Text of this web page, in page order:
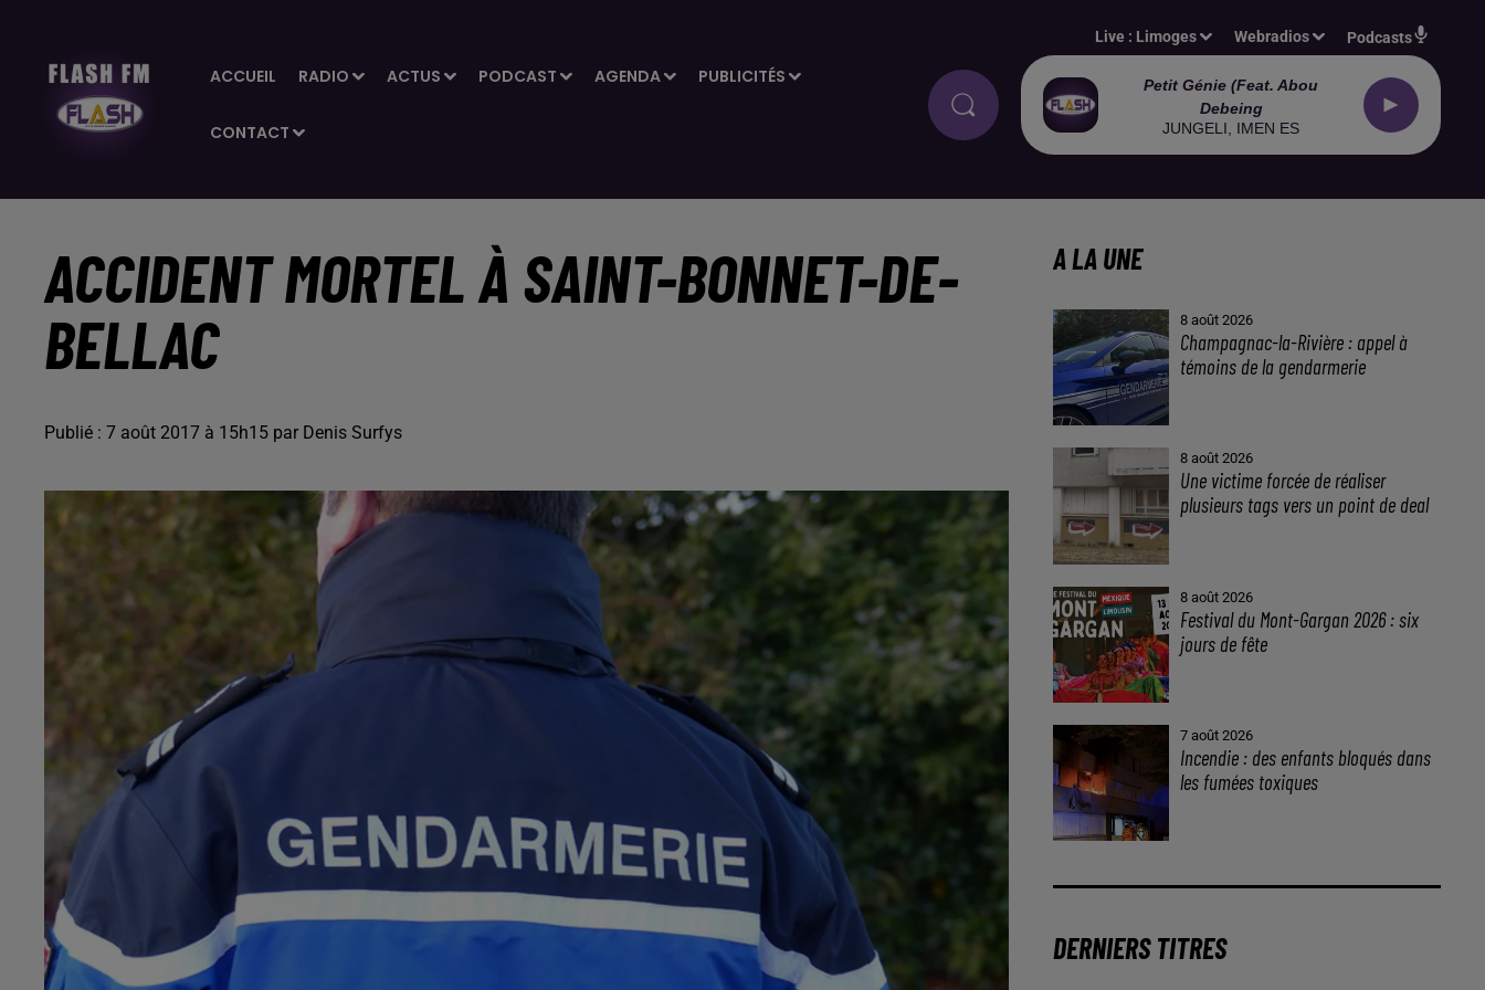
ACCUEIL RADIO ACTUS PODCAST AGENDA PUBLICITÉS
CONTACT
Live : Limoges Webradios Podcasts
Petit Génie (feat. Abou
Debeing
JUNGELI, IMEN ES
ACCIDENT MORTEL À SAINT-BONNET-DE-
BELLAC
Publié : 7 août 2017 à 15h15 par Denis Surfys
A LA UNE
8 août 2026
Champagnac-la-Rivière : appel à
témoins de la gendarmerie
8 août 2026
Une victime forcée de réaliser
plusieurs tags vers un point de deal
8 août 2026
Festival du Mont-Gargan 2026 : six
jours de fête
7 août 2026
Incendie : des enfants bloqués dans
les fumées toxiques
DERNIERS TITRES